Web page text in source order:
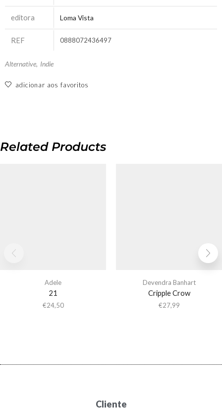
editora Loma Vista
REF 0888072436497
Alternative, Indie
adicionar aos favoritos
Related Products
Adele
21
€24,50
Devendra Banhart
Cripple Crow
€27,99
Cliente